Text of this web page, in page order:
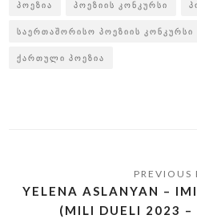
ᲞᲝᲔᲖᲘᲐ ᲞᲝᲔᲖᲘᲘᲡ ᲙᲝᲜᲙᲣᲠᲡᲘ
ᲡᲐᲔᲠᲗᲐᲨᲝᲠᲘᲡᲝ ᲞᲝᲔᲖᲘᲘᲡ ᲙᲝᲜᲙᲣᲠᲡᲘ
ᲥᲐᲠᲗᲣᲚᲘ ᲞᲝᲔᲖᲘᲐ
YELENA ASLANYAN –
(MILI DUELI 2023 –